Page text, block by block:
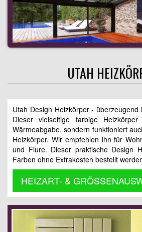
UTAH
Utah Design Heizkörper -
Dieser vielseitige farbige
Wärmeabgabe, sondern funktioniert
Heizkörper. Wir empfehlen ihn für
und Flure. Dieser praktische Design
Farben ohne Extrakosten bestellt
HEIZART- &